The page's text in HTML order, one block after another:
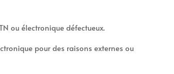
ou électronique défectueux.
pour des raisons externes ou